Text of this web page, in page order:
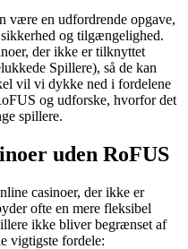
være en udfordrende opgave,
og tilgængelighed.
der ikke er tilknyttet
Spillere), så de kan
vil vi dykke ned i fordelene
og udforske, hvorfor det
spillere.
uden RoFUS
casinoer, der ikke er
ofte en mere fleksibel
ikke bliver begrænset af
vigtigste fordele: